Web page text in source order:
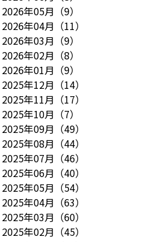
2026年05月 （9）
2026年04月 （11）
2026年03月 （9）
2026年02月 （8）
2026年01月 （9）
2025年12月 （14）
2025年11月 （17）
2025年10月 （7）
2025年09月 （49）
2025年08月 （44）
2025年07月 （46）
2025年06月 （40）
2025年05月 （54）
2025年04月 （63）
2025年03月 （60）
2025年02月 （45）